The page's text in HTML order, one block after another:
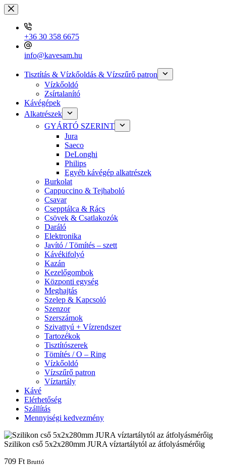
Skip
to
content
+36 30 358 6675
info@kavesam.hu
Tisztítás & Vízkőoldás & Vízszűrő patron
Vízkőoldó
Zsírtalanító
Kávégépek
Alkatrészek
GYÁRTÓ SZERINT
Jura
Saeco
DeLonghi
Philips
Egyéb kávégép alkatrészek
Burkolat
Cappuccino & Tejhaboló
Csavar
Csepptálca & Rács
Csövek & Csatlakozók
Daráló
Elektronika
Javító / Tömítés – szett
Kávékifolyó
Kazán
Kezelőgombok
Központi egység
Meghajtás
Szelep & Kapcsoló
Szenzor
Szerszámok
Szivattyú + Vízrendszer
Tartozékok
Tisztítószerek
Tömítés / O – Ring
Vízkőoldó
Vízszűrő patron
Víztartály
Kávé
Elérhetőség
Szállítás
Mennyiségi kedvezmény
Szilikon cső 5x2x280mm JURA víztartálytól az átfolyásmérőig
709 Ft Bruttó